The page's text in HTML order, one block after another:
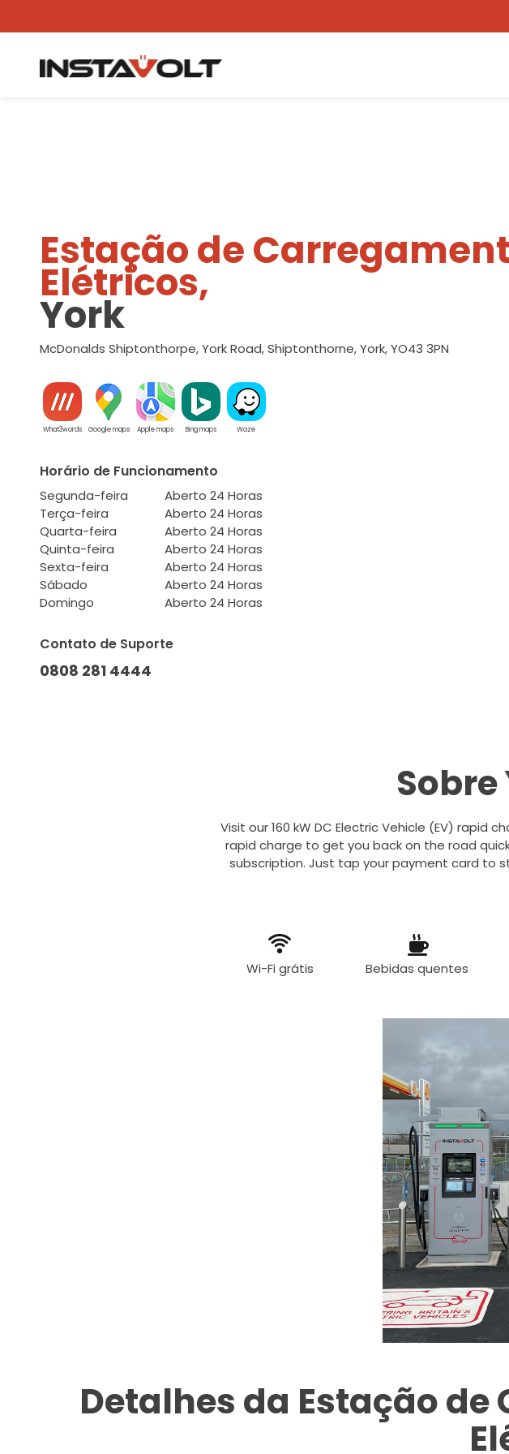
Ver outra localização
Estação de
Elétricos,
York
McDonalds Shiptonthorpe, York Road, Shiptonthorne, York, YO43 3PN
What3words Google maps Apple maps Bing maps Waze
Horário de Funcionamento
Segunda-feira
Aberto 24 Horas
Terça-feira
Aberto 24 Horas
Quarta-feira
Aberto 24 Horas
Quinta-feira
Aberto 24 Horas
Sexta-feira
Aberto 24 Horas
Sábado
Aberto 24 Horas
Domingo
Aberto 24 Horas
Contato de Suporte
0808 281 4444
Sobre
Visit our 160 kW DC Electric Vehicle (EV) rapid
rapid charge to get you back on the road
subscription. Just tap your payment card to
Wi-Fi grátis Bebidas quentes
Detalhes da Estação